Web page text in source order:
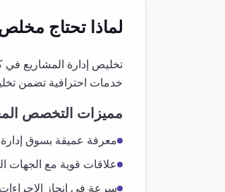
لماذا تحتاج
تخليص إدارة المشاريع في
خدمات احترافية تضمن
مميزات التخصص
معرفة عميقة بسوق
علاقات قوية مع الجهات
سرعة في إنجاز الإجراءات